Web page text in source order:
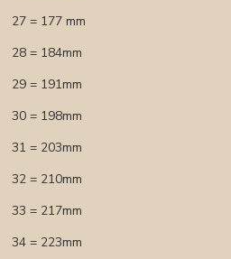
27 = 177 mm
28 = 184mm
29 = 191mm
30 = 198mm
31 = 203mm
32 = 210mm
33 = 217mm
34 = 223mm